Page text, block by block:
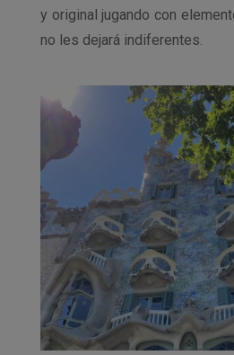
y original jugando con
no les dejará indiferentes.